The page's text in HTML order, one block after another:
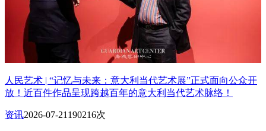
人民艺术 | “记忆与未来：意大利当代艺术展”正式面向公众开
放！近百件作品呈现跨越百年的意大利当代艺术脉络！
资讯2026-07-21 190216次